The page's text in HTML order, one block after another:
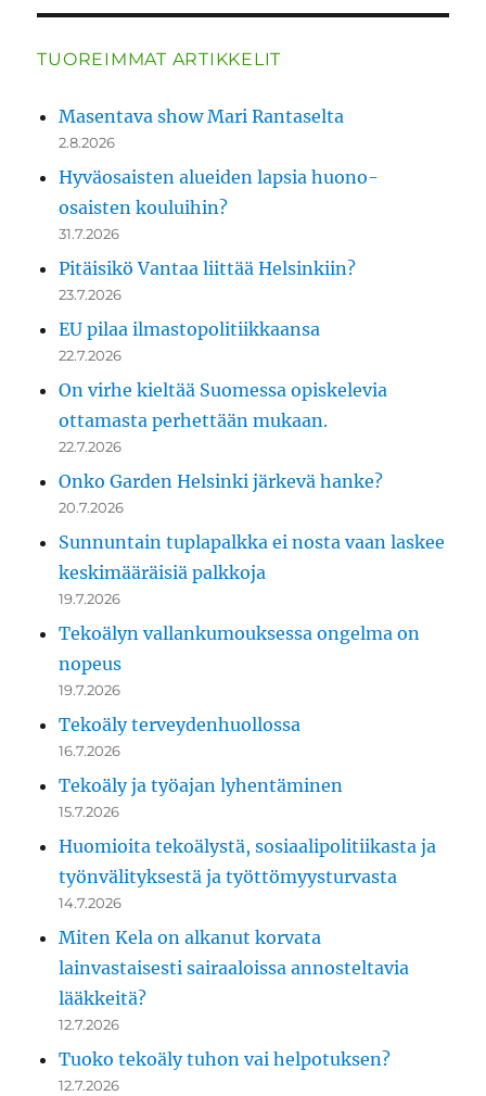
TUOREIMMAT ARTIKKELIT
Masentava show Mari Rantaselta
2.8.2026
Hyväosaisten alueiden lapsia huono-
osaisten kouluihin?
31.7.2026
Pitäisikö Vantaa liittää Helsinkiin?
23.7.2026
EU pilaa ilmastopolitiikkaansa
22.7.2026
On virhe kieltää Suomessa opiskelevia
ottamasta perhettään mukaan.
22.7.2026
Onko Garden Helsinki järkevä hanke?
20.7.2026
Sunnuntain tuplapalkka ei nosta vaan laskee
keskimääräisiä palkkoja
19.7.2026
Tekoälyn vallankumouksessa ongelma on
nopeus
19.7.2026
Tekoäly terveydenhuollossa
16.7.2026
Tekoäly ja työajan lyhentäminen
15.7.2026
Huomioita tekoälystä, sosiaalipolitiikasta ja
työnvälityksestä ja työttömyysturvasta
14.7.2026
Miten Kela on alkanut korvata
lainvastaisesti sairaaloissa annosteltavia
lääkkeitä?
12.7.2026
Tuoko tekoäly tuhon vai helpotuksen?
12.7.2026